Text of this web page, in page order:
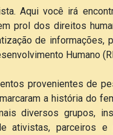
Aqui você irá
prol dos direitos
de informações,
Humano
provenientes de
a história do
diversos grupos,
ativistas, parceiros e